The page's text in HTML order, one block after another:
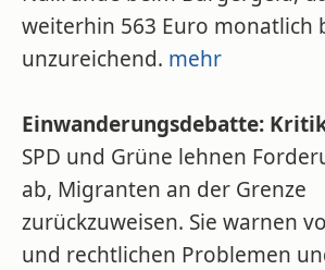
weiterhin 563 Euro monatlich
unzureichend. mehr
Einwanderungsdebatte:
SPD und Grüne lehnen
ab, Migranten an der Grenze
zurückzuweisen. Sie warnen
und rechtlichen Problemen